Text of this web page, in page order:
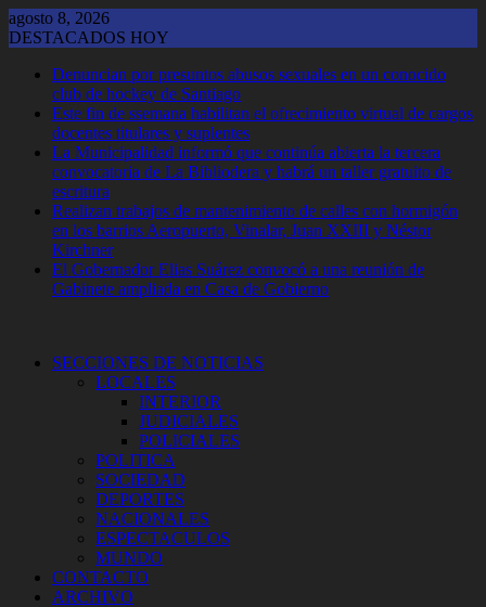
Saltar
al
agosto 8, 2026
DESTACADOS HOY
Denuncian por presuntos abusos sexuales en un conocido
club de hockey de Santiago
Este fin de ssemana habilitan el ofrecimiento virtual de cargos
docentes titulares y suplentes
La Municipalidad informó que continúa abierta la tercera
convocatoria de La Bibliodera y habrá un taller gratuito de
escritura
Realizan trabajos de mantenimiento de calles con hormigón
en los barrios Aeropuerto, Vinalar, Juan XXIII y Néstor
Kirchner
El Gobernador Elias Suárez convocó a una reunión de
Gabinete ampliada en Casa de Gobierno
SECCIONES DE NOTICIAS
LOCALES
INTERIOR
JUDICIALES
POLICIALES
POLITICA
SOCIEDAD
DEPORTES
NACIONALES
ESPECTACULOS
MUNDO
CONTACTO
ARCHIVO